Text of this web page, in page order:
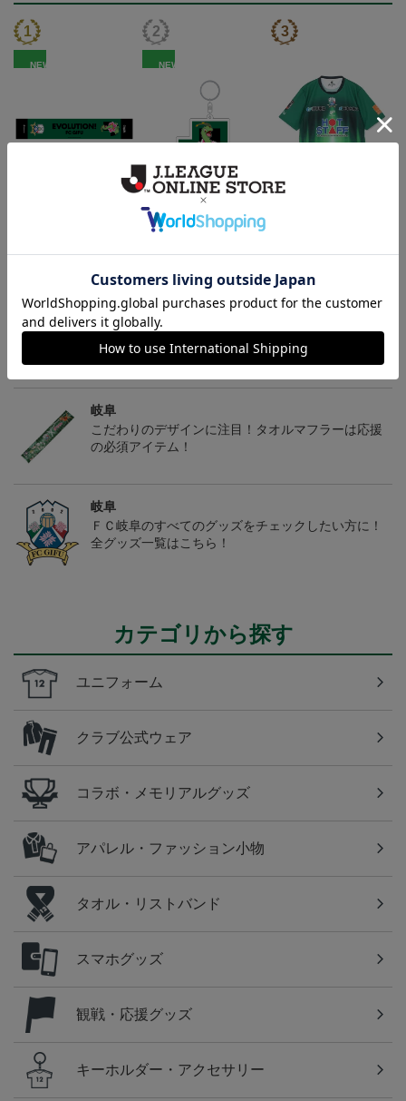
NEW NEW
FC岐阜 メガニウム キ
ーホルダー
1,100円
トピックス
岐阜
チームマスコットグッズは、サポーターやファン必
見！今すぐチェックしてみてください！
岐阜
こだわりのデザインに注目！タオルマフラーは応援
の必須アイテム！
岐阜
ＦＣ岐阜のすべてのグッズをチェックしたい方に！
全グッズ一覧はこちら！
カテゴリから探す
ユニフォーム
クラブ公式ウェア
コラボ・メモリアルグッズ
アパレル・ファッション小物
タオル・リストバンド
スマホグッズ
観戦・応援グッズ
キーホルダー・アクセサリー